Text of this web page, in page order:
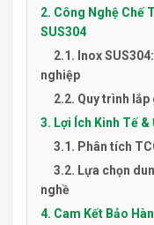
2. Công Nghệ Chế
SUS304
2.1. Inox
nghiệp
2.2. Quy trình
3. Lợi Ích Kinh Tế
3.1. Phân tích
3.2. Lựa chọn
nghề
4. Cam Kết Bảo